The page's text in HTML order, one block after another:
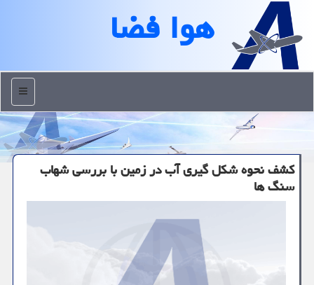
هوا فضا
منو
كشف نحوه شكل گیری آب در زمین با بررسی شهاب
سنگ ها